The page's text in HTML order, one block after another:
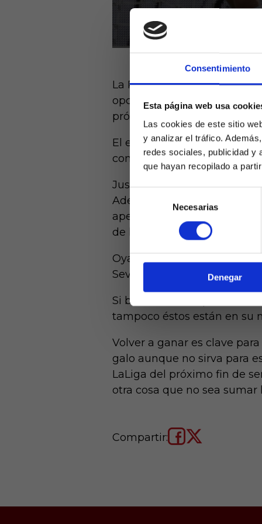
Consentimiento
Esta página web usa
Las cookies de este sitio
y analizar el tráfico.
redes sociales, publicidad y
que hayan recopilado a
de
consentimiento
Necesarias
Denegar
mayores de
de
La Real Sociedad sumó su
opción de terminar entre
próximo curso.
El equipo de Imanol, que
competido en LaLiga,
Justamente cuando tenía
Además perdió ante el
apeado de la máxima
de los choques destacados
Oyarzabal y Sadiq están
Sevilla, es que ahora
Si bien es cierto que Imanol
tampoco éstos están en su
Volver a ganar es clave
galo aunque no sirva para
LaLiga del próximo fin de
otra cosa que no sea sumar
Compartir: